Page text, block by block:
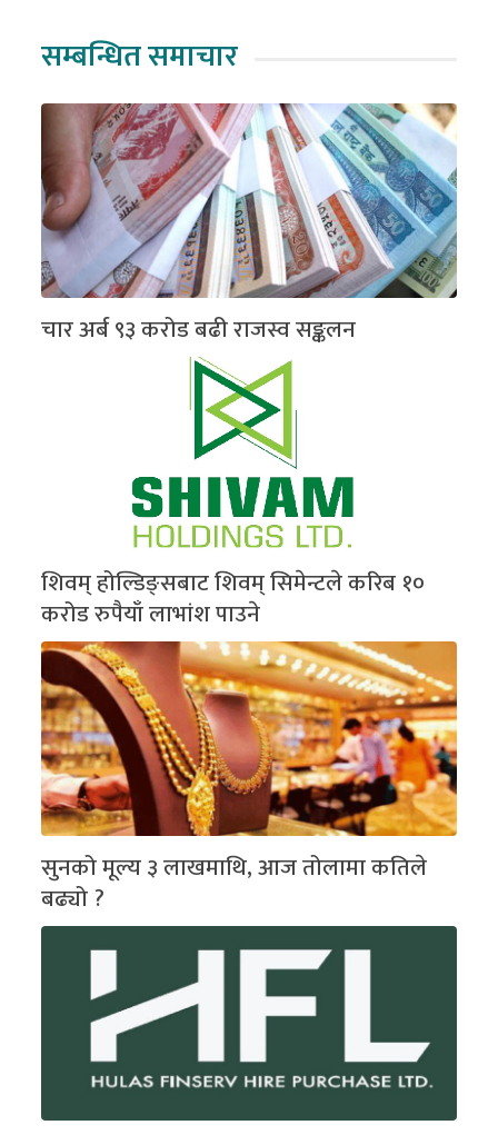
सम्बन्धित समाचार
चार अर्ब ९३ करोड बढी राजस्व सङ्कलन
शिवम् होल्डिङ्सबाट शिवम् सिमेन्टले करिब १०
करोड रुपैयाँ लाभांश पाउने
सुनको मूल्य ३ लाखमाथि, आज तोलामा कतिले
बढ्यो ?